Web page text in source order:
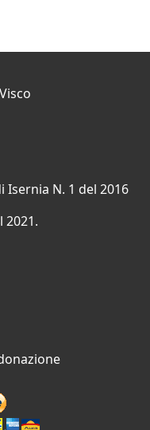
Isernia N. 1 del 2016
2021.